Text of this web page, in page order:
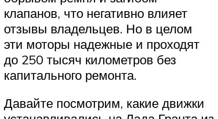
клапанов, что негативно влияет
отзывы владельцев. Но в целом
эти моторы надежные и проходят
до 250 тысяч километров без
капитального ремонта.
Давайте посмотрим, какие движки